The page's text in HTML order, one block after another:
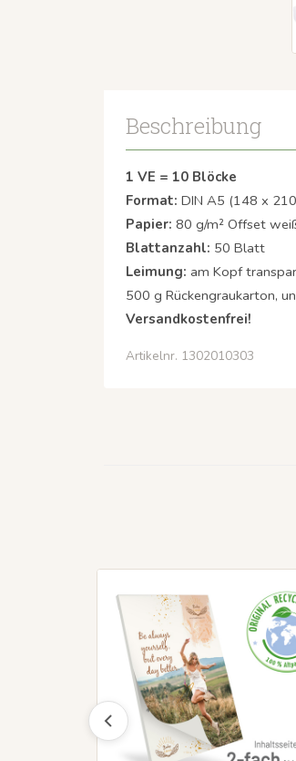
Beschreibung
1 VE = 10 Blöcke
Format: DIN A5 (148 x
Papier: 80 g/m² Offset
Blattanzahl: 50 Blatt
Leimung: am Kopf
500 g Rückengraukarton,
Versandkostenfrei!
Artikelnr. 1302010303